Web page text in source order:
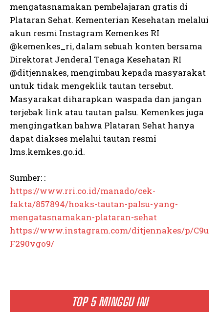
TOP 5 MINGGU INI
mengatasnamakan pembelajaran gratis di
Plataran Sehat. Kementerian Kesehatan melalui
akun resmi Instagram Kemenkes RI
@kemenkes_ri, dalam sebuah konten bersama
Direktorat Jenderal Tenaga Kesehatan RI
@ditjennakes, mengimbau kepada masyarakat
untuk tidak mengeklik tautan tersebut.
Masyarakat diharapkan waspada dan jangan
terjebak link atau tautan palsu. Kemenkes juga
mengingatkan bahwa Plataran Sehat hanya
dapat diakses melalui tautan resmi
lms.kemkes.go.id.
Sumber: :
https://www.rri.co.id/manado/cek-
fakta/857894/hoaks-tautan-palsu-yang-
mengatasnamakan-plataran-sehat
https://www.instagram.com/ditjennakes/p/C9u
F290vgo9/